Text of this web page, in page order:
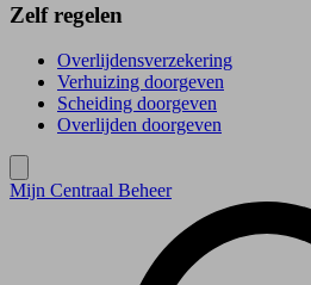
Zelf regelen
Overlijdensverzekering
Verhuizing doorgeven
Scheiding doorgeven
Overlijden doorgeven
Mijn Centraal Beheer